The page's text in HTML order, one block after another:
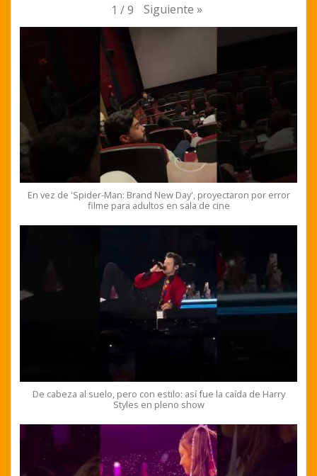
1 / 9 Siguiente »
En vez de 'Spider-Man: Brand New Day', proyectaron por error
filme para adultos en sala de cine
De cabeza al suelo, pero con estilo: así fue la caída de Harry
Styles en pleno show